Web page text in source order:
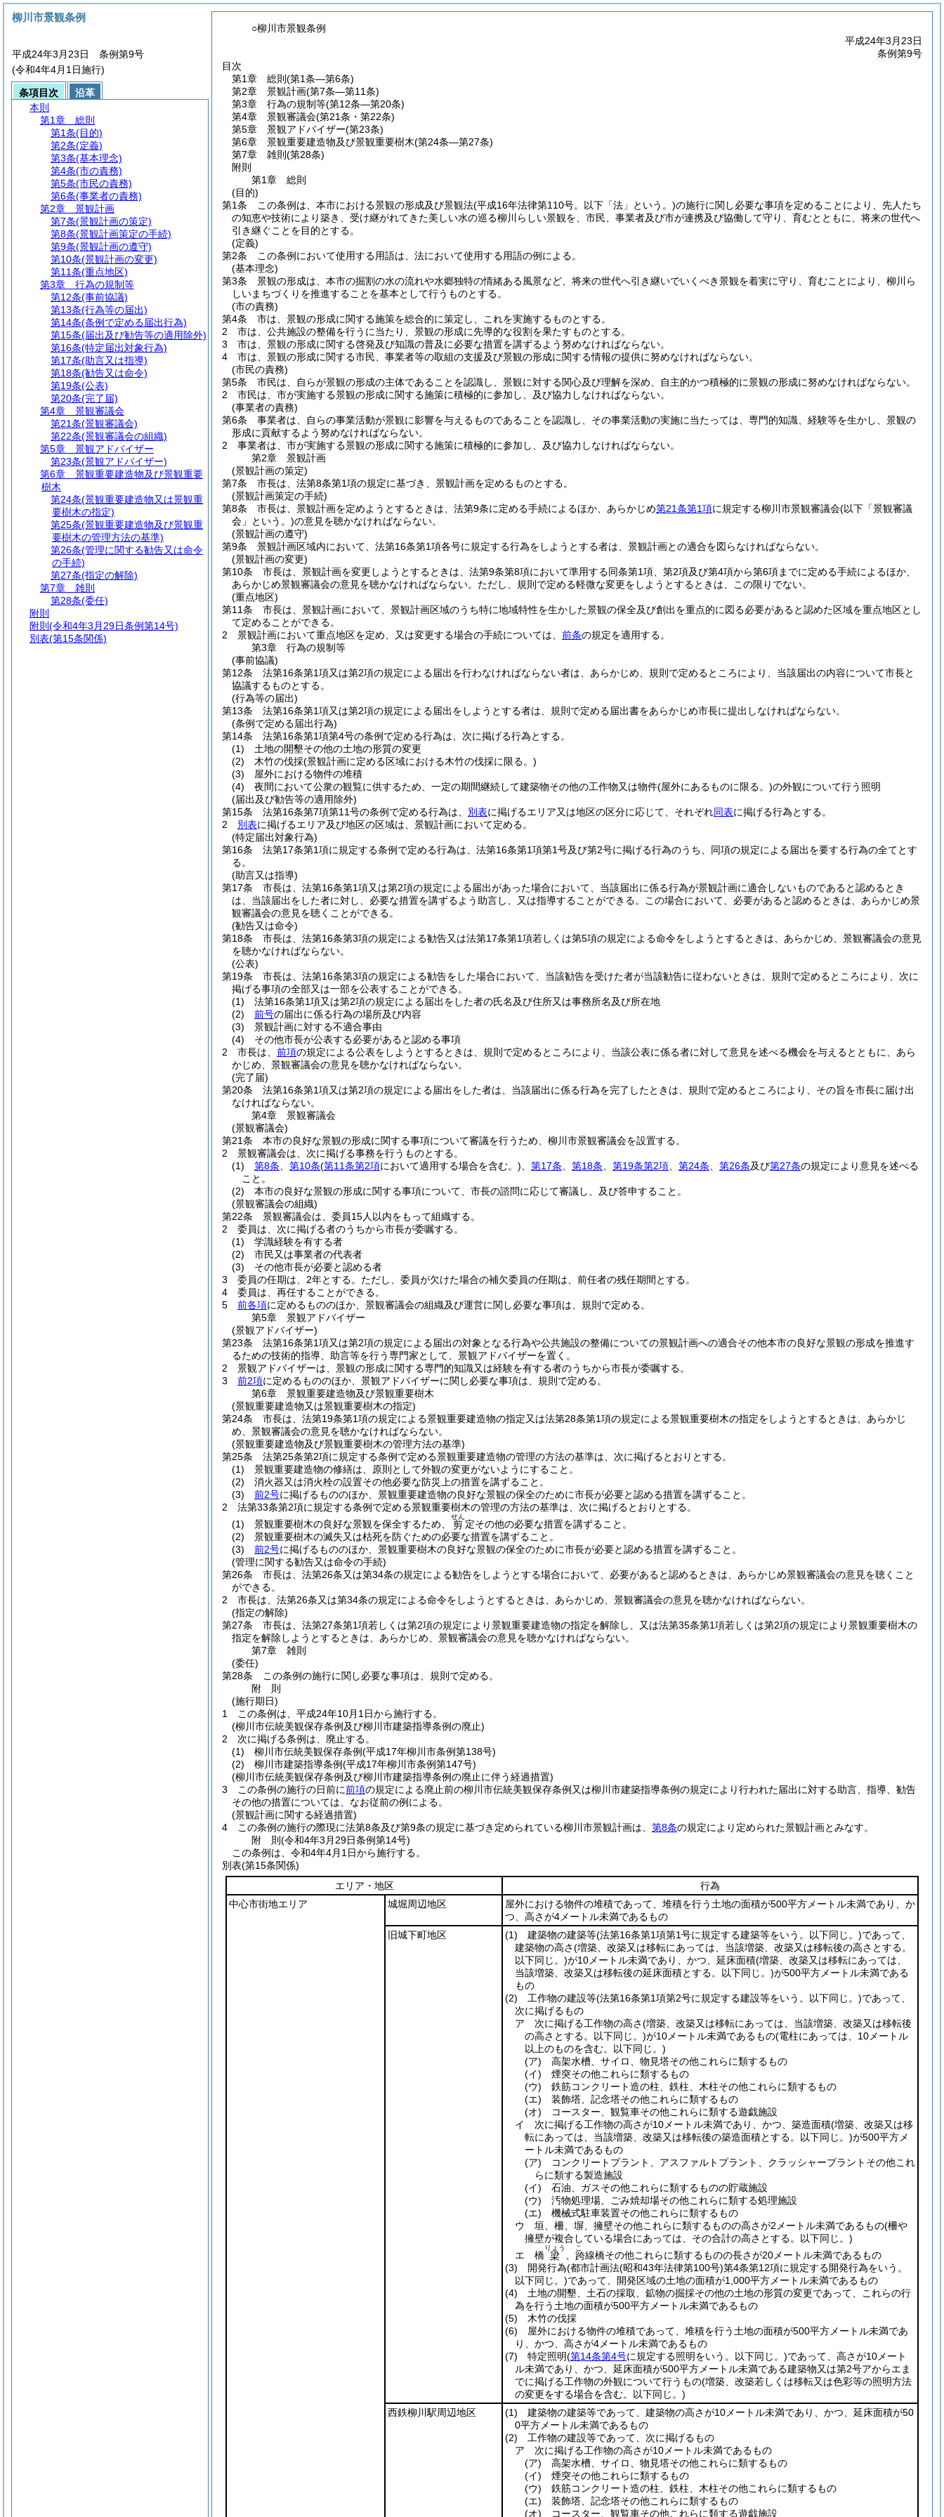
○柳川市景観条例
平成24年3月23日
条例第9号
目次
第1章
総則 (第1条―第6条)
第2章
景観計画(第7条―第11条)
第3章
行為の規制等(第12条―第20条)
第4章
景観審議会(第21条・第22条)
第5章
景観アドバイザー(第23条)
第6章
景観重要建造物及び景観重要樹木(第24条―第27条)
第7章
雑則 (第28条)
附則
第1章
総則
(目的)
第1条
この条例は、本市における景観の形成及び景観法(平成16年法律第110号。以下「法」という。)の施行に関し必要な事項を定めることにより、先人たち
の知恵や技術により築き、受け継がれてきた美しい水の巡る柳川らしい景観を、市民、事業者及び市が連携及び協働して守り、育むとともに、将来の世代へ
引き継ぐことを目的とする。
(定義)
第2条
この条例において使用する用語は、法において使用する用語の例による。
(基本理念)
第3条
景観の形成は、本市の掘割の水の流れや水郷独特の情緒ある風景など、将来の世代へ引き継いでいくべき景観を着実に守り、育むことにより、柳川ら
しいまちづくりを推進することを基本として行うものとする。
(市の責務)
第4条
市は、景観の形成に関する施策を総合的に策定し、これを実施するものとする。
2
市は、公共施設の整備を行うに当たり、景観の形成に先導的な役割を果たすものとする。
3
市は、景観の形成に関する啓発及び知識の普及に必要な措置を講ずるよう努めなければならない。
4
市は、景観の形成に関する市民、事業者等の取組の支援及び景観の形成に関する情報の提供に努めなければならない。
(市民の責務)
第5条
市民は、自らが景観の形成の主体であることを認識し、景観に対する関心及び理解を深め、自主的かつ積極的に景観の形成に努めなければならない。
2
市民は、市が実施する景観の形成に関する施策に積極的に参加し、及び協力しなければならない。
(事業者の責務)
第6条
事業者は、自らの事業活動が景観に影響を与えるものであることを認識し、その事業活動の実施に当たっては、専門的知識、経験等を生かし、景観の
形成に貢献するよう努めなければならない。
2
事業者は、市が実施する景観の形成に関する施策に積極的に参加し、及び協力しなければならない。
第2章
景観計画
(景観計画の策定)
第7条
市長は、法第8条第1項の規定に基づき、景観計画を定めるものとする。
(景観計画策定の手続)
第8条
市長は、景観計画を定めようとするときは、法第9条に定める手続によるほか、あらかじめ第21条第1項に規定する柳川市景観審議会(以下「景観審議
会」という。)の意見を聴かなければならない。
(景観計画の遵守)
第9条
景観計画区域内において、法第16条第1項各号に規定する行為をしようとする者は、景観計画との適合を図らなければならない。
(景観計画の変更)
第10条
市長は、景観計画を変更しようとするときは、法第9条第8項において準用する同条第1項、第2項及び第4項から第6項までに定める手続によるほか、
あらかじめ景観審議会の意見を聴かなければならない。 ただし、規則で定める軽微な変更をしようとするときは、この限りでない。
(重点地区)
第11条
市長は、景観計画において、景観計画区域のうち特に地域特性を生かした景観の保全及び創出を重点的に図る必要があると認めた区域を重点地区とし
て定めることができる。
2
景観計画において重点地区を定め、又は変更する場合の手続については、 前条の規定を適用する。
第3章
行為の規制等
(事前協議)
第12条
法第16条第1項又は第2項の規定による届出を行わなければならない者は、あらかじめ、規則で定めるところにより、当該届出の内容について市長と
協議するものとする。
(行為等の届出)
第13条
法第16条第1項又は第2項の規定による届出をしようとする者は、規則で定める届出書をあらかじめ市長に提出しなければならない。
(条例で定める届出行為)
第14条
法第16条第1項第4号の条例で定める行為は、次に掲げる行為とする。
(1)
土地の開墾その他の土地の形質の変更
(2)
木竹の伐採(景観計画に定める区域における木竹の伐採に限る。)
(3)
屋外における物件の堆積
(4)
夜間において公衆の観覧に供するため、一定の期間継続して建築物その他の工作物又は物件(屋外にあるものに限る。)の外観について行う照明
(届出及び勧告等の適用除外)
第15条
法第16条第7項第11号の条例で定める行為は、 別表に掲げるエリア又は地区の区分に応じて、それぞれ同表に掲げる行為とする。
2
別表に掲げるエリア及び地区の区域は、景観計画において定める。
(特定届出対象行為)
第16条
法第17条第1項に規定する条例で定める行為は、法第16条第1項第1号及び第2号に掲げる行為のうち、同項の規定による届出を要する行為の全てとす
る。
(助言又は指導)
第17条
市長は、法第16条第1項又は第2項の規定による届出があった場合において、当該届出に係る行為が景観計画に適合しないものであると認めるとき
は、当該届出をした者に対し、必要な措置を講ずるよう助言し、又は指導することができる。
この場合において、必要があると認めるときは、あらかじめ景
観審議会の意見を聴くことができる。
(勧告又は命令)
第18条
市長は、法第16条第3項の規定による勧告又は法第17条第1項若しくは第5項の規定による命令をしようとするときは、あらかじめ、景観審議会の意見
を聴かなければならない。
(公表)
第19条
市長は、法第16条第3項の規定による勧告をした場合において、当該勧告を受けた者が当該勧告に従わないときは、規則で定めるところにより、次に
掲げる事項の全部又は一部を公表することができる。
(1)
法第16条第1項又は第2項の規定による届出をした者の氏名及び住所又は事務所名及び所在地
(2)
前号の届出に係る行為の場所及び内容
(3)
景観計画に対する不適合事由
(4)
その他市長が公表する必要があると認める事項
2
市長は、 前項の規定による公表をしようとするときは、規則で定めるところにより、当該公表に係る者に対して意見を述べる機会を与えるとともに、あら
かじめ、景観審議会の意見を聴かなければならない。
(完了届)
第20条
法第16条第1項又は第2項の規定による届出をした者は、当該届出に係る行為を完了したときは、規則で定めるところにより、その旨を市長に届け出
なければならない。
第4章
景観審議会
(景観審議会)
第21条
本市の良好な景観の形成に関する事項について審議を行うため、柳川市景観審議会を設置する。
2
景観審議会は、次に掲げる事務を行うものとする。
(1)
第8条 第10条(第11条第2項において適用する場合を含む。) 第17条 第18条 第19条第2項 第24条 第26条及び第27条の規定により意見を述べる
こと。
(2)
本市の良好な景観の形成に関する事項について、市長の諮問に応じて審議し、及び答申すること。
(景観審議会の組織)
第22条
景観審議会は、委員15人以内をもって組織する。
2
委員は、次に掲げる者のうちから市長が委嘱する。
(1)
学識経験を有する者
(2)
市民又は事業者の代表者
(3)
その他市長が必要と認める者
3
委員の任期は、2年とする。 ただし、委員が欠けた場合の補欠委員の任期は、前任者の残任期間とする。
4
委員は、再任することができる。
5
前各項に定めるもののほか、景観審議会の組織及び運営に関し必要な事項は、規則で定める。
第5章
景観アドバイザー
(景観アドバイザー)
第23条
法第16条第1項又は第2項の規定による届出の対象となる行為や公共施設の整備についての景観計画への適合その他本市の良好な景観の形成を推進す
るための技術的指導、助言等を行う専門家として、景観アドバイザーを置く。
2
景観アドバイザーは、景観の形成に関する専門的知識又は経験を有する者のうちから市長が委嘱する。
3
前2項に定めるもののほか、景観アドバイザーに関し必要な事項は、規則で定める。
第6章
景観重要建造物及び景観重要樹木
(景観重要建造物又は景観重要樹木の指定)
第24条
市長は、法第19条第1項の規定による景観重要建造物の指定又は法第28条第1項の規定による景観重要樹木の指定をしようとするときは、あらかじ
め、景観審議会の意見を聴かなければならない。
(景観重要建造物及び景観重要樹木の管理方法の基準)
第25条
法第25条第2項に規定する条例で定める景観重要建造物の管理の方法の基準は、次に掲げるとおりとする。
(1)
景観重要建造物の修繕は、原則として外観の変更がないようにすること。
(2)
消火器又は消火栓の設置その他必要な防災上の措置を講ずること。
(3)
前2号に掲げるもののほか、景観重要建造物の良好な景観の保全のために市長が必要と認める措置を講ずること。
2
法第33条第2項に規定する条例で定める景観重要樹木の管理の方法の基準は、次に掲げるとおりとする。
(1)
景観重要樹木の良好な景観を保全するため、 剪
せん
定その他の必要な措置を講ずること。
(2)
景観重要樹木の滅失又は枯死を防ぐための必要な措置を講ずること。
(3)
前2号に掲げるもののほか、景観重要樹木の良好な景観の保全のために市長が必要と認める措置を講ずること。
(管理に関する勧告又は命令の手続)
第26条
市長は、法第26条又は第34条の規定による勧告をしようとする場合において、必要があると認めるときは、あらかじめ景観審議会の意見を聴くこと
ができる。
2
市長は、法第26条又は第34条の規定による命令をしようとするときは、あらかじめ、景観審議会の意見を聴かなければならない。
(指定の解除)
第27条
市長は、法第27条第1項若しくは第2項の規定により景観重要建造物の指定を解除し、又は法第35条第1項若しくは第2項の規定により景観重要樹木の
指定を解除しようとするときは、あらかじめ、景観審議会の意見を聴かなければならない。
第7章
雑則
(委任)
第28条
この条例の施行に関し必要な事項は、規則で定める。
附 則
(施行期日)
1
この条例は、平成24年10月1日から施行する。
(柳川市伝統美観保存条例及び柳川市建築指導条例の廃止)
2
次に掲げる条例は、廃止する。
(1)
柳川市伝統美観保存条例(平成17年柳川市条例第138号)
(2)
柳川市建築指導条例(平成17年柳川市条例第147号)
(柳川市伝統美観保存条例及び柳川市建築指導条例の廃止に伴う経過措置)
3
この条例の施行の日前に前項の規定による廃止前の柳川市伝統美観保存条例又は柳川市建築指導条例の規定により行われた届出に対する助言、指導、勧告
その他の措置については、なお従前の例による。
(景観計画に関する経過措置)
4
この条例の施行の際現に法第8条及び第9条の規定に基づき定められている柳川市景観計画は、 第8条の規定により定められた景観計画とみなす。
附 則(令和4年3月29日条例第14号)
この条例は、令和4年4月1日から施行する。
別表(第15条関係)
エリア・地区
行為
中心市街地エリア
城堀周辺地区
屋外における物件の堆積であって、堆積を行う土地の面積が500平方メートル未満であり、か
つ、高さが4メートル未満であるもの
旧城下町地区
(1) 建築物の建築等(法第16条第1項第1号に規定する建築等をいう。以下同じ。)であって、
建築物の高さ(増築、改築又は移転にあっては、当該増築、改築又は移転後の高さとする。
以下同じ。)が10メートル未満であり、かつ、延床面積(増築、改築又は移転にあっては、
当該増築、改築又は移転後の延床面積とする。以下同じ。)が500平方メートル未満である
もの
(2) 工作物の建設等(法第16条第1項第2号に規定する建設等をいう。以下同じ。)であって、
次に掲げるもの
ア 次に掲げる工作物の高さ(増築、改築又は移転にあっては、当該増築、改築又は移転後
の高さとする。以下同じ。)が10メートル未満であるもの(電柱にあっては、10メートル
以上のものを含む。以下同じ。)
(ア) 高架水槽、サイロ、物見塔その他これらに類するもの
(イ) 煙突その他これらに類するもの
(ウ) 鉄筋コンクリート造の柱、鉄柱、木柱その他これらに類するもの
(エ) 装飾塔、記念塔その他これらに類するもの
(オ) コースター、観覧車その他これらに類する遊戯施設
イ 次に掲げる工作物の高さが10メートル未満であり、かつ、築造面積(増築、改築又は移
転にあっては、当該増築、改築又は移転後の築造面積とする。以下同じ。)が500平方メ
ートル未満であるもの
(ア) コンクリートプラント、アスファルトプラント、クラッシャープラントその他これ
らに類する製造施設
(イ) 石油、ガスその他これらに類するものの貯蔵施設
(ウ) 汚物処理場、ごみ焼却場その他これらに類する処理施設
(エ) 機械式駐車装置その他これらに類するもの
ウ 垣、柵、塀、擁壁その他これらに類するものの高さが2メートル未満であるもの(柵や
擁壁が複合している場合にあっては、その合計の高さとする。以下同じ。)
エ 橋 梁
りょう
跨
こ
線橋その他これらに類するものの長さが20メートル未満であるもの
(3) 開発行為(都市計画法(昭和43年法律第100号)第4条第12項に規定する開発行為をいう。
以下同じ。)であって、開発区域の土地の面積が1,000平方メートル未満であるもの
(4) 土地の開墾、土石の採取、鉱物の掘採その他の土地の形質の変更であって、これらの行
為を行う土地の面積が500平方メートル未満であるもの
(5) 木竹の伐採
(6) 屋外における物件の堆積であって、堆積を行う土地の面積が500平方メートル未満であ
り、かつ、高さが4メートル未満であるもの
(7) 特定照明(第14条第4号に規定する照明をいう。以下同じ。)であって、高さが10メート
ル未満であり、かつ、延床面積が500平方メートル未満である建築物又は第2号アからエま
でに掲げる工作物の外観について行うもの(増築、改築若しくは移転又は色彩等の照明方法
の変更をする場合を含む。以下同じ。)
西鉄柳川駅周辺地区
(1) 建築物の建築等であって、建築物の高さが10メートル未満であり、かつ、延床面積が50
0平方メートル未満であるもの
(2) 工作物の建設等であって、次に掲げるもの
ア 次に掲げる工作物の高さが10メートル未満であるもの
(ア) 高架水槽、サイロ、物見塔その他これらに類するもの
(イ) 煙突その他これらに類するもの
(ウ) 鉄筋コンクリート造の柱、鉄柱、木柱その他これらに類するもの
(エ) 装飾塔、記念塔その他これらに類するもの
(オ) コースター、観覧車その他これらに類する遊戯施設
柳川市景観条例
平成24年3月23日 条例第9号
(令和4年4月1日施行)
条項目次
沿革
本則
第1章
総則
第1条(目的)
第2条(定義)
第3条(基本理念)
第4条(市の責務)
第5条(市民の責務)
第6条(事業者の責務)
第2章
景観計画
第7条(景観計画の策定)
第8条(景観計画策定の手続)
第9条(景観計画の遵守)
第10条(景観計画の変更)
第11条(重点地区)
第3章
行為の規制等
第12条(事前協議)
第13条(行為等の届出)
第14条(条例で定める届出行為)
第15条(届出及び勧告等の適用除外)
第16条(特定届出対象行為)
第17条(助言又は指導)
第18条(勧告又は命令)
第19条(公表)
第20条(完了届)
第4章
景観審議会
第21条(景観審議会)
第22条(景観審議会の組織)
第5章
景観アドバイザー
第23条(景観アドバイザー)
第6章
景観重要建造物及び景観重要
樹木
第24条(景観重要建造物又は景観重
要樹木の指定)
第25条(景観重要建造物及び景観重
要樹木の管理方法の基準)
第26条(管理に関する勧告又は命令
の手続)
第27条(指定の解除)
第7章
雑則
第28条(委任)
附則
附則 (令和4年3月29日条例第14号)
別表(第15条関係)